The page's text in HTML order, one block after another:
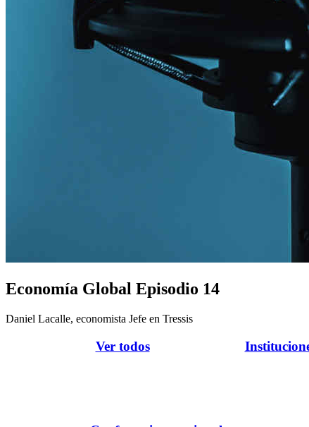
Economía Global Episodio 14
Daniel Lacalle, economista Jefe en Tressis
Ver todos